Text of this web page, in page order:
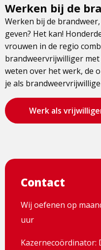
Werken bij de
Werken bij de
geven? Het kan!
vrouwen in de regio
brandweervrijwilliger
weten over het werk, de
je als
Bezoek
de
Werk als
Contact
Wij oefenen op
uur
Kazernecoördinator: